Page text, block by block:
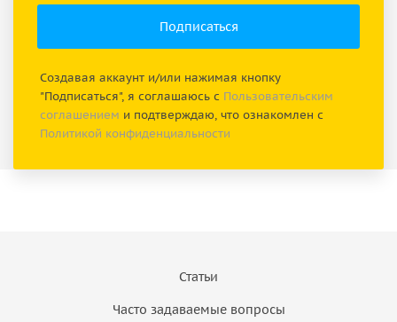
Создавая аккаунт и/или нажимая кнопку
"Подписаться", я соглашаюсь с Пользовательским
соглашением и подтверждаю, что ознакомлен с
Политикой конфиденциальности
Статьи
Часто задаваемые вопросы